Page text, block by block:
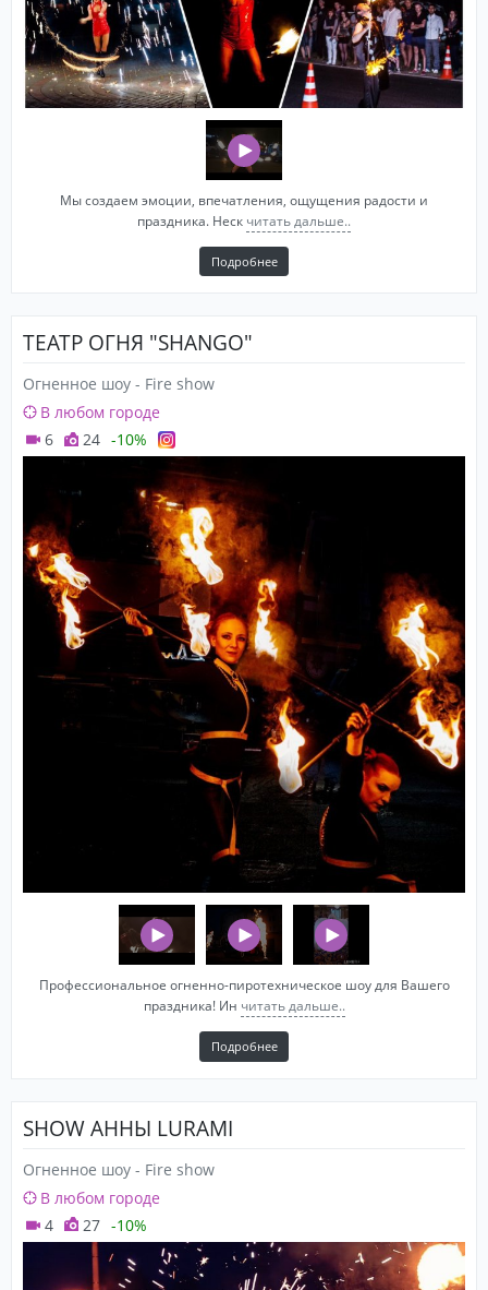
Мы создаем эмоции, впечатления, ощущения радости и
праздника. Неск читать дальше..
Подробнее
ТЕАТР ОГНЯ "SHANGO"
Огненное шоу - Fire show
В любом городе
6
24 -10%
Профессиональное огненно-пиротехническое шоу для Вашего
праздника! Ин читать дальше..
Подробнее
SHOW АННЫ LURAMI
Огненное шоу - Fire show
В любом городе
4
27 -10%